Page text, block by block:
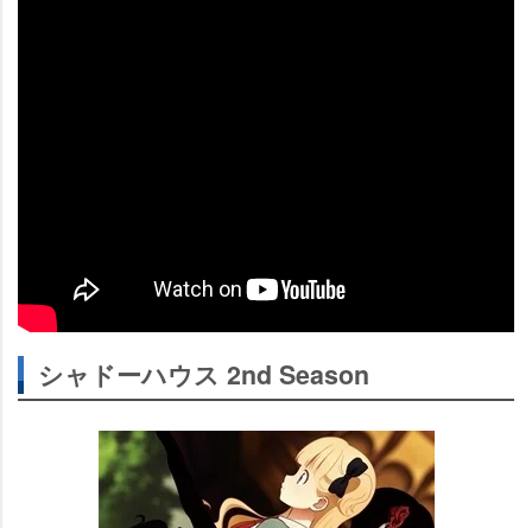
シャドーハウス 2nd Season